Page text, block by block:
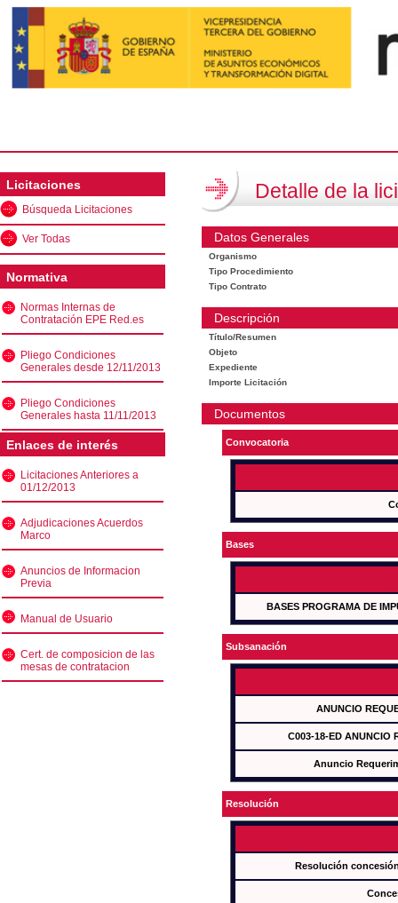
Licitaciones
Búsqueda Licitaciones
Ver Todas
Normativa
Normas Internas de
Contratación EPE Red.es
Pliego Condiciones
Generales desde 12/11/2013
Pliego Condiciones
Generales hasta 11/11/2013
Enlaces de interés
Licitaciones Anteriores a
01/12/2013
Adjudicaciones Acuerdos
Marco
Anuncios de Informacion
Previa
Manual de Usuario
Cert. de composicion de las
mesas de contratacion
Detalle de la
Datos Generales
Organismo
Tipo Procedimiento
Tipo Contrato
Descripción
Título/Resumen
Objeto
Expediente
Importe Licitación
Documentos
Convocatoria
Bases
BASES PROGRAMA DE
Subsanación
ANUNCIO
C003-18-ED ANUNCIO
Anuncio
Resolución
Resolución